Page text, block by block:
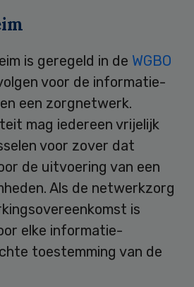
is geregeld in de WGBO
voor de informatie-
een zorgnetwerk.
mag iedereen vrijelijk
voor zover dat
de uitvoering van een
Als de netwerkzorg
is
elke informatie-
toestemming van de